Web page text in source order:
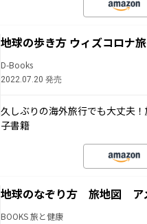
地球の歩き方 ウィズコロナ
D-Books
2022.07.20 発売
久しぶりの海外旅行でも大丈夫
子書籍
地球のなぞり方 旅地図 ア
BOOKS 旅と健康